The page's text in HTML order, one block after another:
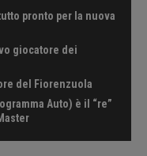
pronto per la nuova
giocatore dei
del Fiorenzuola
Auto) è il “re”